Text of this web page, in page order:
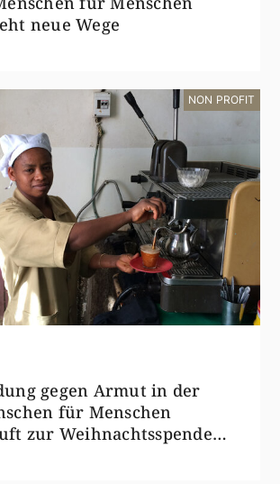
neue Wege
NON PROFIT
gegen Armut in der
für Menschen
zur Weihnachtsspende